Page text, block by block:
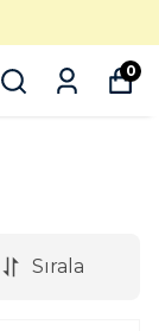
0
Sırala